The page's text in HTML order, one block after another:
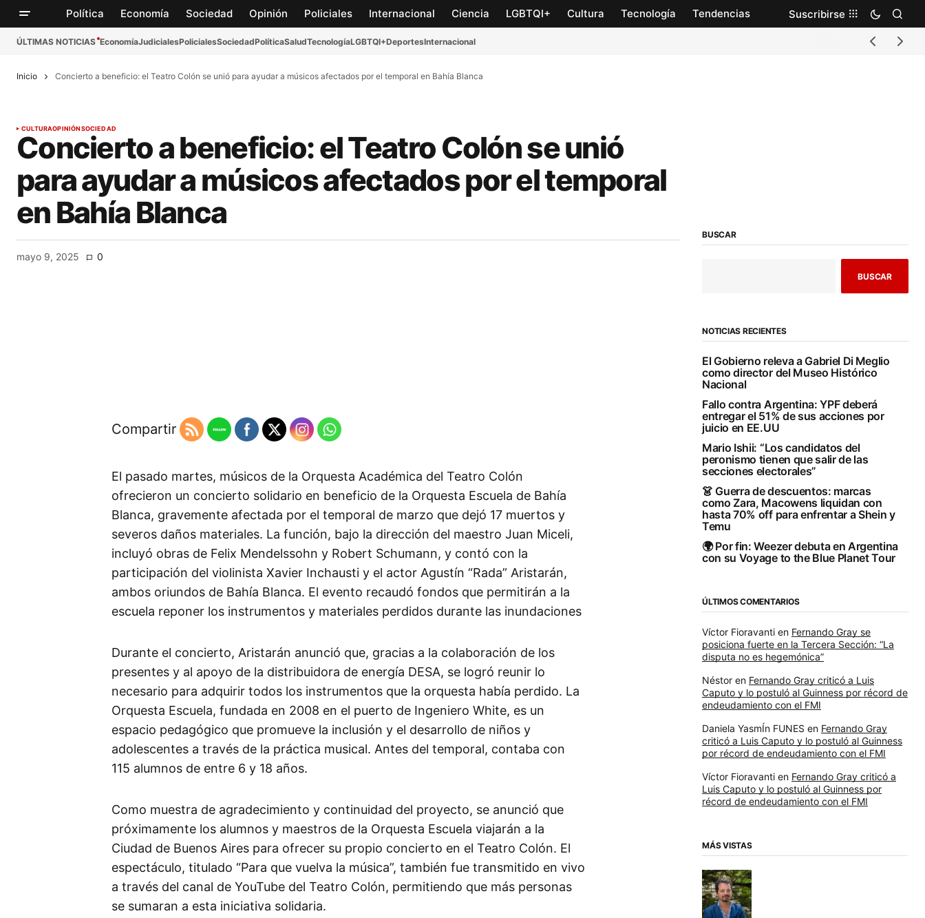
Política Economía Sociedad Opinión Policiales Internacional Ciencia LGBTQI+ Cultura Tecnología Tendencias Suscribirse
ÚLTIMAS NOTICIAS EconomíaJudicialesPolicialesSociedadPolíticaSaludTecnologíaLGBTQI+DeportesInternacional
Inicio Concierto a beneficio: el Teatro Colón se unió para ayudar a músicos afectados por el temporal en Bahía Blanca
CULTURAOPINIÓNSOCIEDAD
Concierto a beneficio: el Teatro Colón se unió
para ayudar a músicos afectados por el temporal
en Bahía Blanca
mayo 9, 2025 0
Compartir
El pasado martes, músicos de la Orquesta Académica del Teatro Colón
ofrecieron un concierto solidario en beneficio de la Orquesta Escuela de Bahía
Blanca, gravemente afectada por el temporal de marzo que dejó 17 muertos y
severos daños materiales. La función, bajo la dirección del maestro Juan Miceli,
incluyó obras de Felix Mendelssohn y Robert Schumann, y contó con la
participación del violinista Xavier Inchausti y el actor Agustín “Rada” Aristarán,
ambos oriundos de Bahía Blanca. El evento recaudó fondos que permitirán a la
escuela reponer los instrumentos y materiales perdidos durante las inundaciones
Durante el concierto, Aristarán anunció que, gracias a la colaboración de los
presentes y al apoyo de la distribuidora de energía DESA, se logró reunir lo
necesario para adquirir todos los instrumentos que la orquesta había perdido. La
Orquesta Escuela, fundada en 2008 en el puerto de Ingeniero White, es un
espacio pedagógico que promueve la inclusión y el desarrollo de niños y
adolescentes a través de la práctica musical. Antes del temporal, contaba con
115 alumnos de entre 6 y 18 años.
Como muestra de agradecimiento y continuidad del proyecto, se anunció que
próximamente los alumnos y maestros de la Orquesta Escuela viajarán a la
Ciudad de Buenos Aires para ofrecer su propio concierto en el Teatro Colón. El
espectáculo, titulado “Para que vuelva la música”, también fue transmitido en vivo
a través del canal de YouTube del Teatro Colón, permitiendo que más personas
se sumaran a esta iniciativa solidaria.
BUSCAR
BUSCAR
NOTICIAS RECIENTES
El Gobierno releva a Gabriel Di Meglio
como director del Museo Histórico
Nacional
Fallo contra Argentina: YPF deberá
entregar el 51% de sus acciones por
juicio en EE.UU
Mario Ishii: “Los candidatos del
peronismo tienen que salir de las
secciones electorales”
👗 Guerra de descuentos: marcas
como Zara, Macowens liquidan con
hasta 70% off para enfrentar a Shein y
Temu
🌍 Por fin: Weezer debuta en Argentina
con su Voyage to the Blue Planet Tour
ÚLTIMOS COMENTARIOS
Víctor Fioravanti en Fernando Gray se
posiciona fuerte en la Tercera Sección: “La
disputa no es hegemónica”
Néstor en Fernando Gray criticó a Luis
Caputo y lo postuló al Guinness por récord de
endeudamiento con el FMI
Daniela YasmÍn FUNES en Fernando Gray
criticó a Luis Caputo y lo postuló al Guinness
por récord de endeudamiento con el FMI
Víctor Fioravanti en Fernando Gray criticó a
Luis Caputo y lo postuló al Guinness por
récord de endeudamiento con el FMI
MÁS VISTAS